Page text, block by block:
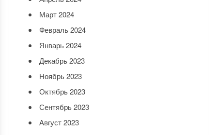
Март 2024
Февраль 2024
Январь 2024
Декабрь 2023
Ноябрь 2023
Октябрь 2023
Сентябрь 2023
Август 2023